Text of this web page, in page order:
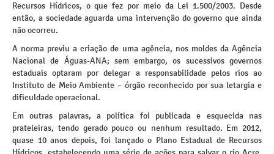
Recursos Hídricos, o que fez por meio da Lei 1.500/2003. Desde
então, a sociedade aguarda uma intervenção do governo que ainda
não ocorreu.
A norma previu a criação de uma agência, nos moldes da Agência
Nacional de Águas-ANA; sem embargo, os sucessivos governos
estaduais optaram por delegar a responsabilidade pelos rios ao
Instituto de Meio Ambiente – órgão reconhecido por sua letargia e
dificuldade operacional.
Em outras palavras, a política foi publicada e esquecida nas
prateleiras, tendo gerado pouco ou nenhum resultado. Em 2012,
quase 10 anos depois, foi lançado o Plano Estadual de Recursos